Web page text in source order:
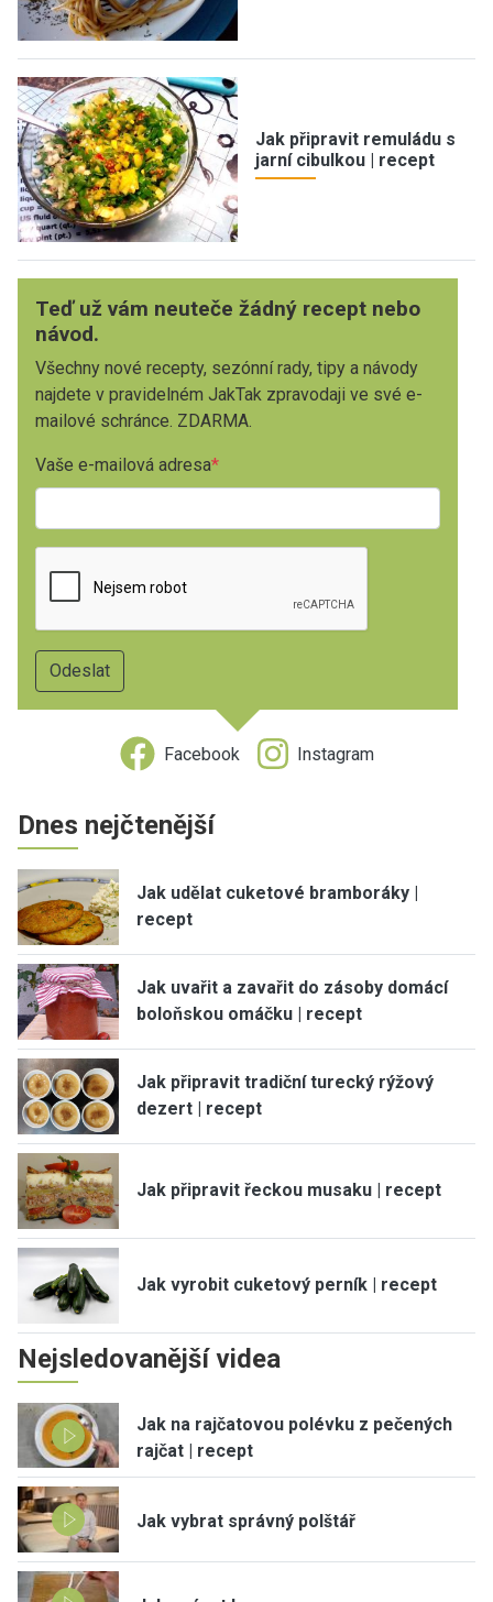
Jak připravit remuládu s
jarní cibulkou | recept
Teď už vám neuteče žádný recept nebo
návod.
Všechny nové recepty, sezónní rady, tipy a návody
najdete v pravidelném JakTak zpravodaji ve své e-
mailové schránce. ZDARMA.
Vaše e-mailová adresa
Facebook Instagram
Dnes nejčtenější
Jak udělat cuketové bramboráky |
recept
Jak uvařit a zavařit do zásoby domácí
boloňskou omáčku | recept
Jak připravit tradiční turecký rýžový
dezert | recept
Jak připravit řeckou musaku | recept
Jak vyrobit cuketový perník | recept
Nejsledovanější videa
Jak na rajčatovou polévku z pečených
rajčat | recept
Jak vybrat správný polštář